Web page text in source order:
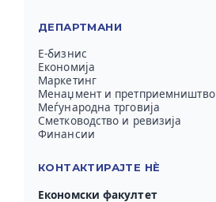
ДЕПАРТМАНИ
Е-бизнис
Економија
Маркетинг
Менаџмент и претприемништво
Меѓународна трговија
Сметководство и ревизија
Финансии
КОНТАКТИРАЈТЕ НЀ
Економски факултет